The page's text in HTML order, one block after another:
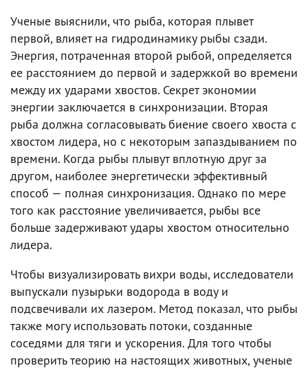
Ученые выяснили, что рыба, которая плывет
первой, влияет на гидродинамику рыбы сзади.
Энергия, потраченная второй рыбой, определяется
ее расстоянием до первой и задержкой во времени
между их ударами хвостов. Секрет экономии
энергии заключается в синхронизации. Вторая
рыба должна согласовывать биение своего хвоста с
хвостом лидера, но с некоторым запаздыванием по
времени. Когда рыбы плывут вплотную друг за
другом, наиболее энергетически эффективный
способ — полная синхронизация. Однако по мере
того как расстояние увеличивается, рыбы все
больше задерживают удары хвостом относительно
лидера.
Чтобы визуализировать вихри воды, исследователи
выпускали пузырьки водорода в воду и
подсвечивали их лазером. Метод показал, что рыбы
также могу использовать потоки, созданные
соседями для тяги и ускорения. Для того чтобы
проверить теорию на настоящих животных, ученые